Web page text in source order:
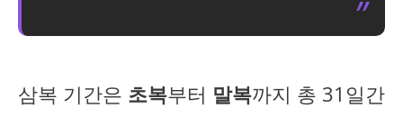
삼복 기간은 초복부터 말복까지 총 31일간